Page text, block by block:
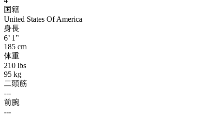
国籍
United States Of America
身長
6’ 1”
185 cm
体重
210 lbs
95 kg
二頭筋
---
前腕
---